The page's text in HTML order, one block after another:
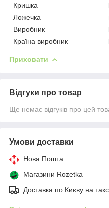
Кришка
Ложечка
Виробник
Країна виробник
Приховати
Відгуки про товар
Ще немає відгуків про цей
Умови доставки
Нова Пошта
Магазини Rozetka
Доставка по Києву на